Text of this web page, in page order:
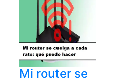
Mi router se